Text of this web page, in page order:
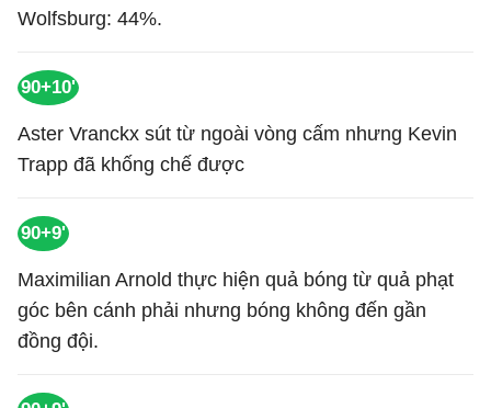
Wolfsburg: 44%.
90+10'
Aster Vranckx sút từ ngoài vòng cấm nhưng Kevin
Trapp đã khống chế được
90+9'
Maximilian Arnold thực hiện quả bóng từ quả phạt
góc bên cánh phải nhưng bóng không đến gần
đồng đội.